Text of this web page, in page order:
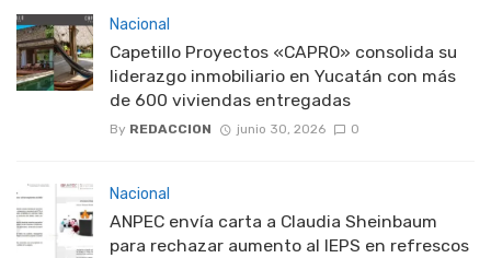
Nacional
Capetillo Proyectos «CAPRO» consolida su
liderazgo inmobiliario en Yucatán con más
de 600 viviendas entregadas
By REDACCION junio 30, 2026 0
Nacional
ANPEC envía carta a Claudia Sheinbaum
para rechazar aumento al IEPS en refrescos